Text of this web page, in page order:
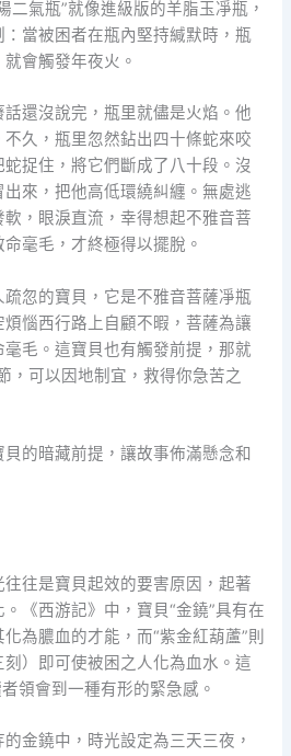
二氣瓶”就像進級版的羊脂玉凈瓶，
當被困者在瓶內堅持緘默時，瓶
會觸發年夜火。
還沒說完，瓶里就儘是火焰。他
久，瓶里忽然鉆出四十條蛇來咬
捉住，將它們斷成了八十段。沒
來，把他高低環繞糾纏。無處逃
，眼淚直流，幸得想起不雅音菩
毫毛，才終極得以擺脫。
忽的寶貝，它是不雅音菩薩凈瓶
惱西行路上自顧不暇，菩薩為讓
毛。這寶貝也有觸發前提，那就
，可以因地制宜，救得你急苦之
的暗藏前提，讓故事佈滿懸念和
往是寶貝起效的要害原因，起著
《西游記》中，寶貝“金鐃”具有在
為膿血的才能，而“紫金紅葫蘆”則
）即可使被困之人化為血水。這
領會到一種有形的緊急感。
金鐃中，時光設定為三天三夜，